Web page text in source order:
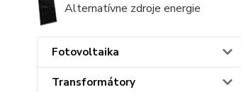
Alternatívne zdroje energie
Fotovoltaika
Transformátory